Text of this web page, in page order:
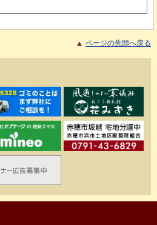
ページの先頭へ戻る